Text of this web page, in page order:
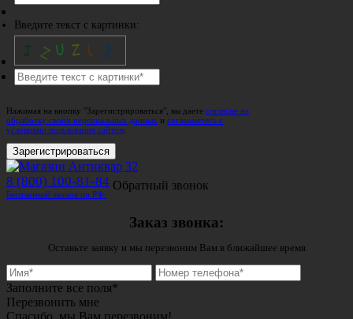
Введите текст с картинки:
Нажимая на кнопку "Зарегистрироваться", вы даете согласие на
обработку своих персональных данных и соглашаетесь с
условиями пользования сайтом
Зарегистрироваться
8 (800) 100-81-84
Бесплатный звонок по РФ.
Обратный звонок
Заказ звонка:
Оставьте заявку и мы перезвоним Вам в ближайшее время
Заполните все поля*
Перезвонить мне
Спасибо, мы Вам перезвоним!